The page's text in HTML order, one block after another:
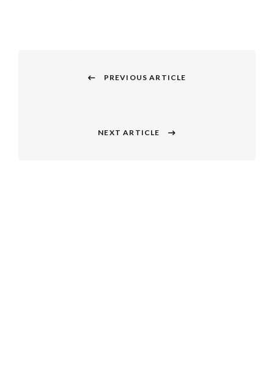
PREVIOUS ARTICLE
NEXT ARTICLE